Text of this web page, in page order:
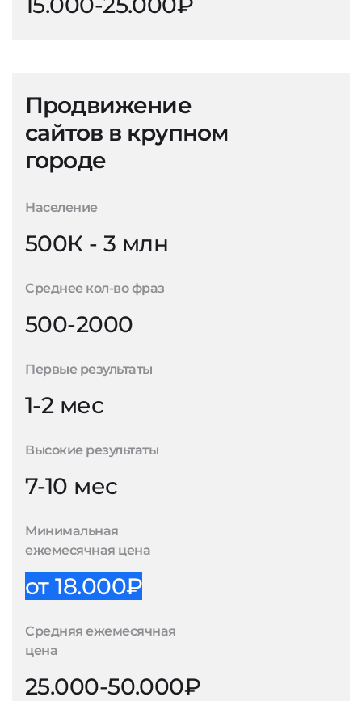
Продвижение
сайтов в крупном
городе
Население
500К - 3 млн
Среднее кол-во фраз
500-2000
Первые результаты
1-2 мес
Высокие результаты
7-10 мес
Минимальная
ежемесячная цена
от 18.000₽
Средняя ежемесячная
цена
25.000-50.000₽